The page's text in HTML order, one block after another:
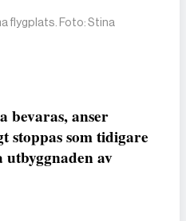
flygplats. Foto: Stina
bevaras, anser
stoppas som tidigare
utbyggnaden av